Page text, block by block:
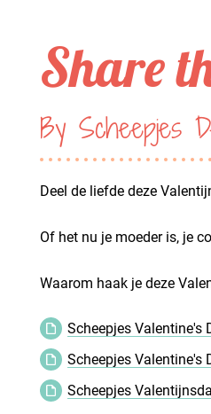
Share
By Scheepjes
Deel de liefde deze
Of het nu je moeder is, je
Waarom haak je deze
Scheepjes Valentine's
Scheepjes Valentine's
Scheepjes